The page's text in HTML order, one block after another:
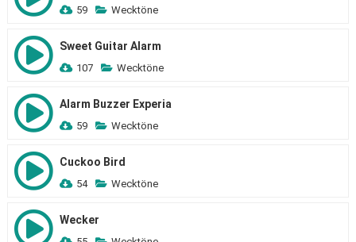
59 Wecktöne
Sweet Guitar Alarm
107 Wecktöne
Alarm Buzzer Experia
59 Wecktöne
Cuckoo Bird
54 Wecktöne
Wecker